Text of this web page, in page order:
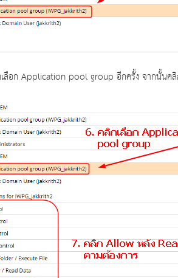
ลือก Application pool group อีกครั้ง จากนั้น